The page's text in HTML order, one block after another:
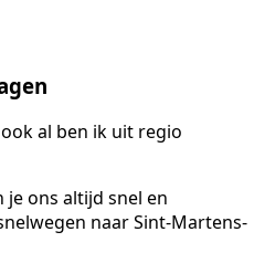
al ben ik uit regio
je ons altijd snel en
naar Sint-Martens-